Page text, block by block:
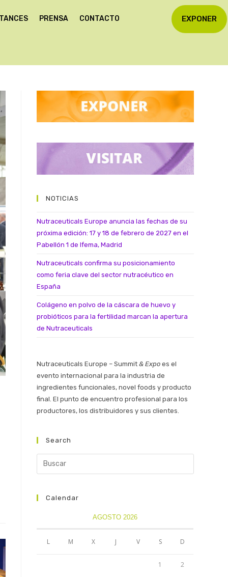
PRENSA CONTACTO EXPONER
NOTICIAS
Nutraceuticals Europe anuncia las fechas de su
próxima edición: 17 y 18 de febrero de 2027 en el
Pabellón 1 de Ifema, Madrid
Nutraceuticals confirma su posicionamiento
como feria clave del sector nutracéutico en
España
Colágeno en polvo de la cáscara de huevo y
probióticos para la fertilidad marcan la apertura
de Nutraceuticals
Nutraceuticals Europe – Summit& Expo es el
evento internacional para la industria de
ingredientes funcionales, novel foods y producto
final. El punto de encuentro profesional para los
productores, los distribuidores y sus clientes.
Search
Calendar
AGOSTO 2026
L M X J V S D
1 2